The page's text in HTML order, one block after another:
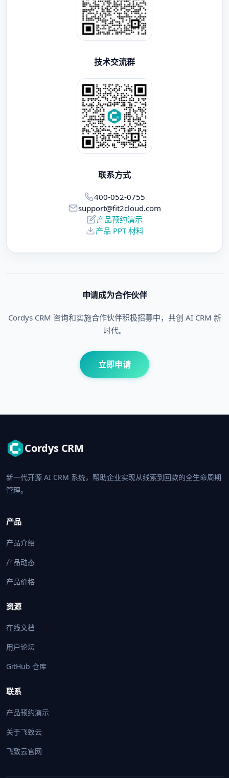
技术交流群
联系方式
400-052-0755
support@fit2cloud.com
产品预约演示
产品 PPT 材料
申请成为合作伙伴
Cordys CRM 咨询和实施合作伙伴积极招募中，共创 AI CRM 新
时代。
立即申请
Cordys CRM
新一代开源 AI CRM 系统，帮助企业实现从线索到回款的全生命周期
管理。
产品
产品介绍
产品动态
产品价格
资源
在线文档
用户论坛
GitHub 仓库
联系
产品预约演示
关于飞致云
飞致云官网